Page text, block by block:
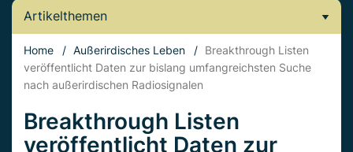
Artikelthemen
Home / Außerirdisches Leben / Breakthrough Listen
veröffentlicht Daten zur bislang umfangreichsten Suche
nach außerirdischen Radiosignalen
Breakthrough Listen
veröffentlicht Daten zur